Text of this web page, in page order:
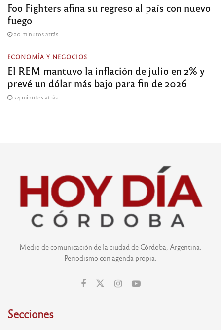
Foo Fighters afina su regreso al país con nuevo
fuego
20 minutos atrás
ECONOMÍA Y NEGOCIOS
El REM mantuvo la inflación de julio en 2% y
prevé un dólar más bajo para fin de 2026
24 minutos atrás
Medio de comunicación de la ciudad de Córdoba, Argentina.
Periodismo con agenda propia.
Secciones